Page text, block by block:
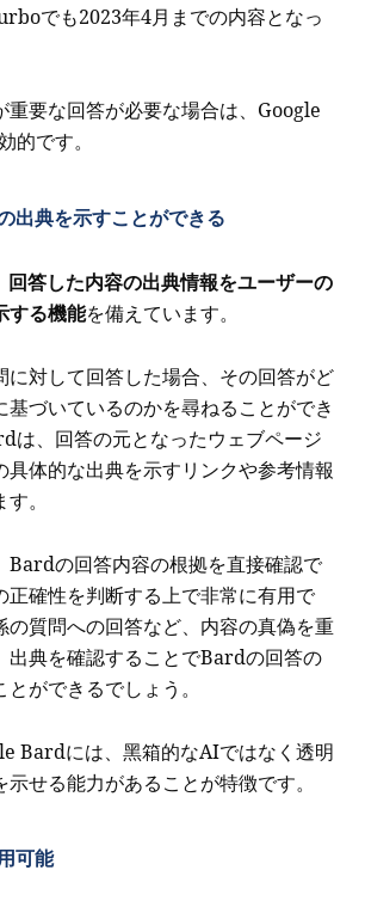
でも2023年4月までの内容となっ
重要な回答が必要な場合は、Google
的です。
出典を示すことができる
回答した内容の出典情報をユーザーの
する機能を備えています。
に対して回答した場合、その回答がど
基づいているのかを尋ねることができ
は、回答の元となったウェブページ
具体的な出典を示すリンクや参考情報
。
Bardの回答内容の根拠を直接確認で
正確性を判断する上で非常に有用で
の質問への回答など、内容の真偽を重
出典を確認することでBardの回答の
ができるでしょう。
Bardには、黑箱的なAIではなく透明
せる能力があることが特徴です。
可能